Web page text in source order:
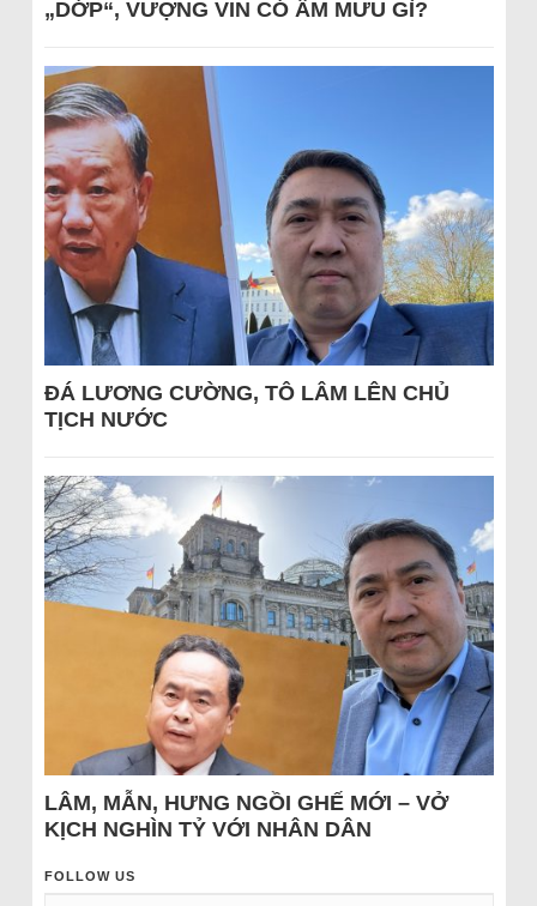
„DỚP“, VƯỢNG VIN CÓ ÂM MƯU GÌ?
ĐÁ LƯƠNG CƯỜNG, TÔ LÂM LÊN CHỦ
TỊCH NƯỚC
LÂM, MẪN, HƯNG NGỒI GHẾ MỚI – VỞ
KỊCH NGHÌN TỶ VỚI NHÂN DÂN
FOLLOW US